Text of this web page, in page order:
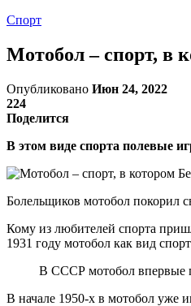
Спорт
Мотобол – спорт, в
Опубликовано Июн 24, 2022
224
Поделится
В этом виде спорта полевые
Болельщиков мотобол покорил
Кому из любителей спорта
1931 году мотобол как вид
В СССР мотобол впервые
В начале 1950-х в мотобол уже